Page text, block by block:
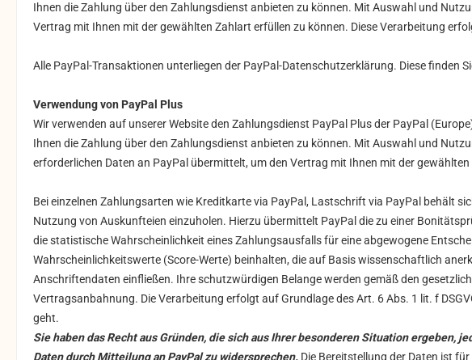
Ihnen die Zahlung über den Zahlungsdienst anbieten zu können. Mit Auswahl und
Vertrag mit Ihnen mit der gewählten Zahlart erfüllen zu können. Diese Verarbeitung
Alle PayPal-Transaktionen unterliegen der PayPal-Datenschutzerklärung. Diese finden
Verwendung von PayPal Plus
Wir verwenden auf unserer Website den Zahlungsdienst PayPal Plus der PayPal
Ihnen die Zahlung über den Zahlungsdienst anbieten zu können. Mit Auswahl und
erforderlichen Daten an PayPal übermittelt, um den Vertrag mit Ihnen mit der
Bei einzelnen Zahlungsarten wie Kreditkarte via PayPal, Lastschrift via PayPal behält
Nutzung von Auskunfteien einzuholen. Hierzu übermittelt PayPal die zu einer
die statistische Wahrscheinlichkeit eines Zahlungsausfalls für eine abgewogene
Wahrscheinlichkeitswerte (Score-Werte) beinhalten, die auf Basis wissenschaftlich
Anschriftendaten einfließen. Ihre schutzwürdigen Belange werden gemäß den
Vertragsanbahnung. Die Verarbeitung erfolgt auf Grundlage des Art. 6 Abs. 1 lit. f
geht.
Sie haben das Recht aus Gründen, die sich aus Ihrer besonderen Situation
Daten durch Mitteilung an PayPal zu widersprechen. Die Bereitstellung der Daten ist